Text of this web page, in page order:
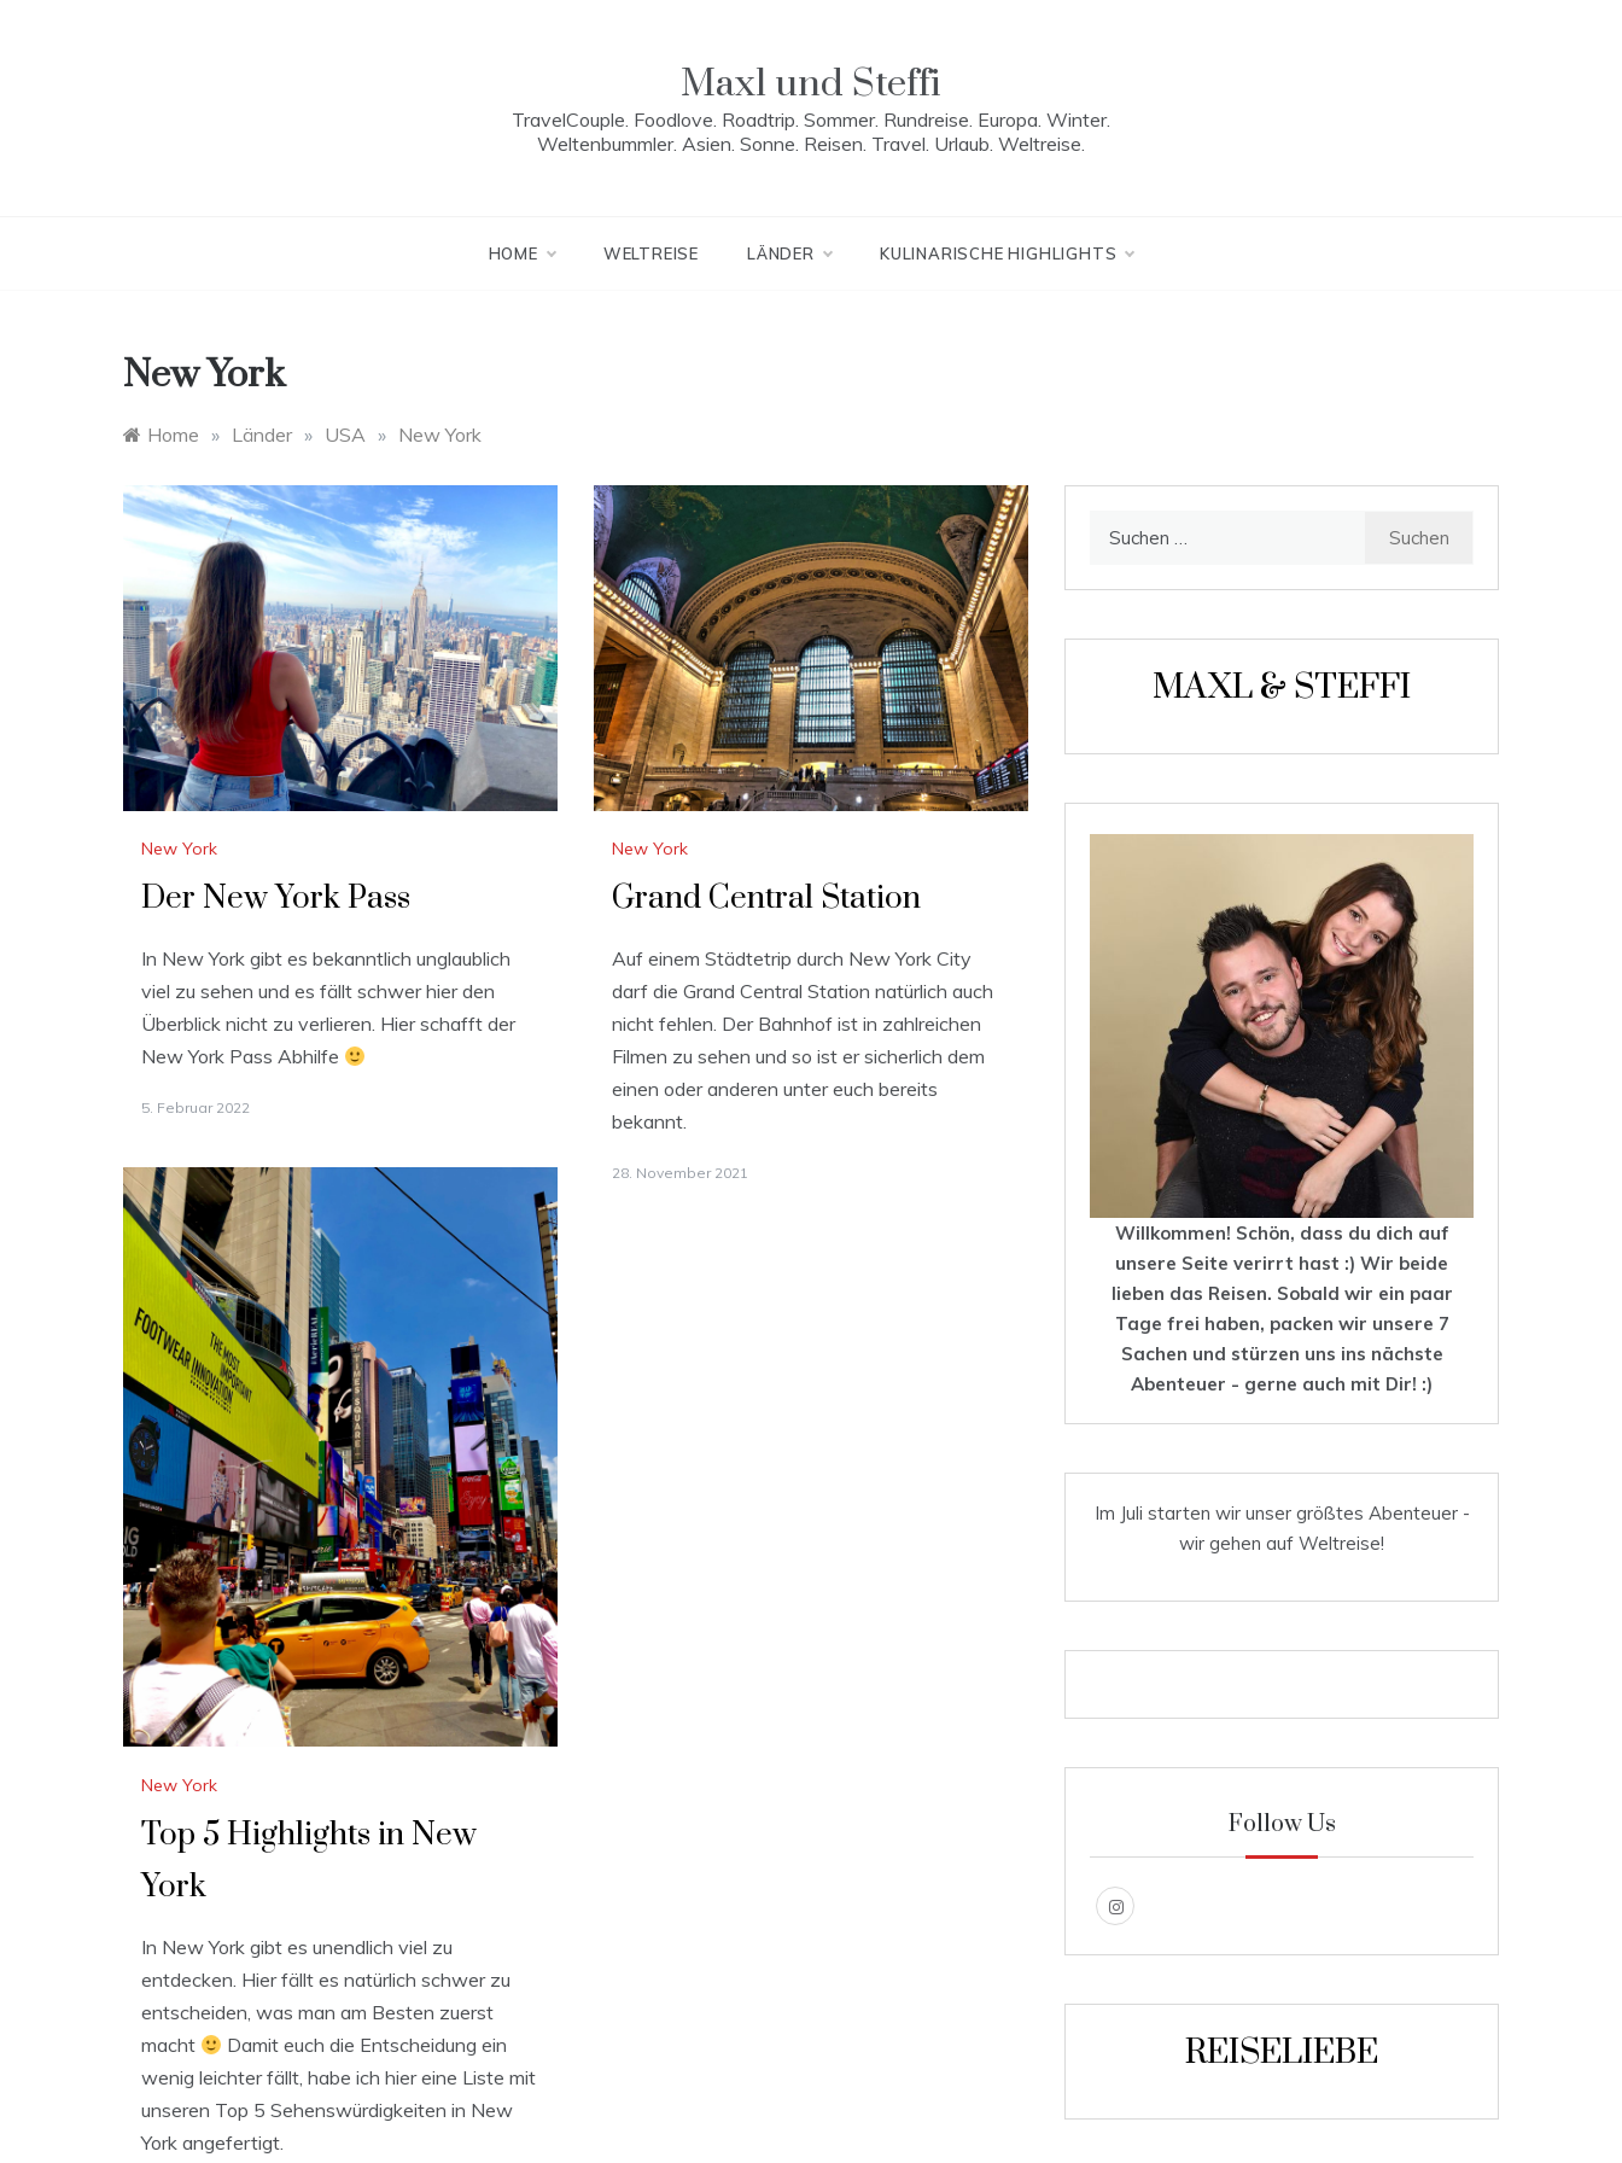
Maxl und Steffi
TravelCouple. Foodlove. Roadtrip. Sommer. Rundreise. Europa. Winter.
Weltenbummler. Asien. Sonne. Reisen. Travel. Urlaub. Weltreise.
HOME WELTREISE LÄNDER KULINARISCHE HIGHLIGHTS
New York
Home » Länder » USA » New York
New York
Der New York Pass
In New York gibt es bekanntlich unglaublich
viel zu sehen und es fällt schwer hier den
Überblick nicht zu verlieren. Hier schafft der
New York Pass Abhilfe
5. Februar 2022
New York
Grand Central Station
Auf einem Städtetrip durch New York City
darf die Grand Central Station natürlich auch
nicht fehlen. Der Bahnhof ist in zahlreichen
Filmen zu sehen und so ist er sicherlich dem
einen oder anderen unter euch bereits
bekannt.
28. November 2021
New York
Top 5 Highlights in New
York
In New York gibt es unendlich viel zu
entdecken. Hier fällt es natürlich schwer zu
entscheiden, was man am Besten zuerst
macht
Damit euch die Entscheidung ein
wenig leichter fällt, habe ich hier eine Liste mit
unseren Top 5 Sehenswürdigkeiten in New
York angefertigt.
MAXL & STEFFI
Willkommen! Schön, dass du dich auf
unsere Seite verirrt hast :) Wir beide
lieben das Reisen. Sobald wir ein paar
Tage frei haben, packen wir unsere 7
Sachen und stürzen uns ins nächste
Abenteuer - gerne auch mit Dir! :)
Im Juli starten wir unser größtes Abenteuer -
wir gehen auf Weltreise!
Follow Us
REISELIEBE